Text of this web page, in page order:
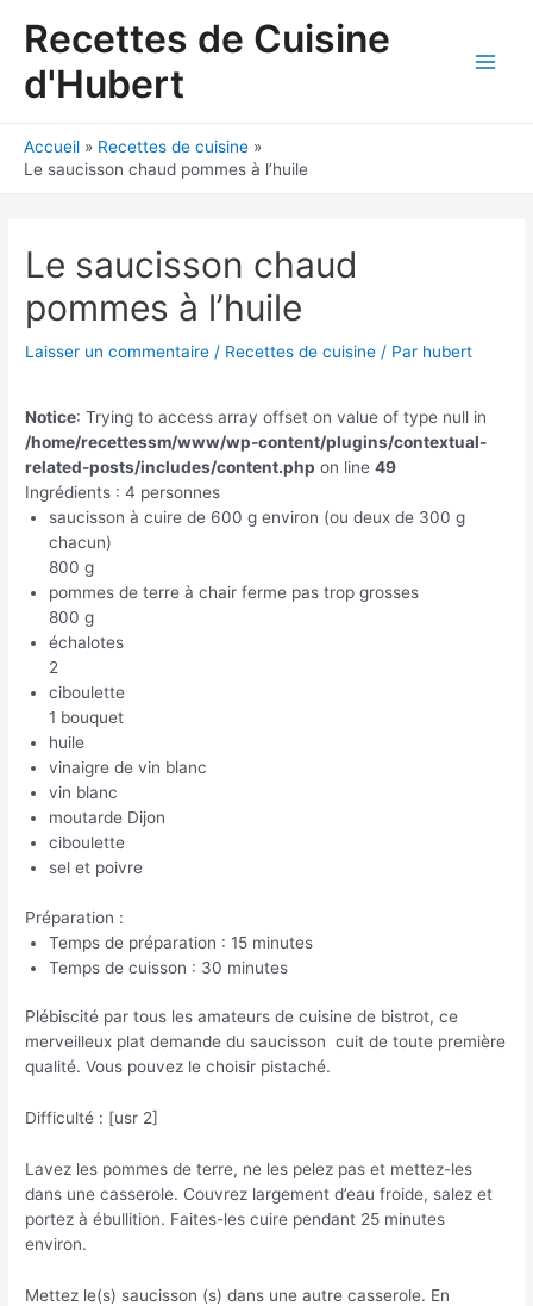
Recettes de Cuisine
d'Hubert
Accueil
Recettes de cuisine
Le saucisson chaud pommes à l’huile
Le saucisson chaud
pommes à l’huile
Laisser un commentaire / Recettes de cuisine / Par hubert
Notice: Trying to access array offset on value of type null in
/home/recettessm/www/wp-content/plugins/contextual-
related-posts/includes/content.php on line49
Ingrédients : 4 personnes
saucisson à cuire de 600 g environ (ou deux de 300 g
chacun)
800 g
pommes de terre à chair ferme pas trop grosses
800 g
échalotes
2
ciboulette
1 bouquet
huile
vinaigre de vin blanc
vin blanc
moutarde Dijon
ciboulette
sel et poivre
Préparation :
Temps de préparation : 15 minutes
Temps de cuisson : 30 minutes
Plébiscité par tous les amateurs de cuisine de bistrot, ce
merveilleux plat demande du saucisson cuit de toute première
qualité. Vous pouvez le choisir pistaché.
Difficulté : [usr 2]
Lavez les pommes de terre, ne les pelez pas et mettez-les
dans une casserole. Couvrez largement d’eau froide, salez et
portez à ébullition. Faites-les cuire pendant 25 minutes
environ.
Mettez le(s) saucisson (s) dans une autre casserole. En